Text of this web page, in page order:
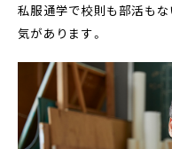
私服通学で校則も部活も
気があります。